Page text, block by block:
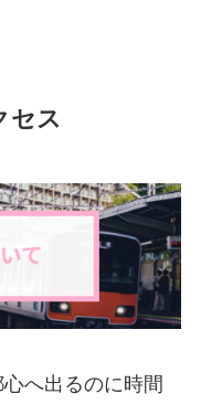
セス
へ出るのに時間